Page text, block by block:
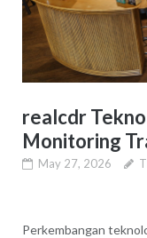
realcdr
Monitoring
May 27, 2026
Perkembangan